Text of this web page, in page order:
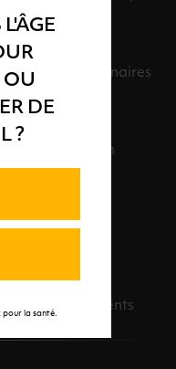
OU
DE
?
pour la santé.
avec nos partenaires
votre disposition
avec soins
à vos événements